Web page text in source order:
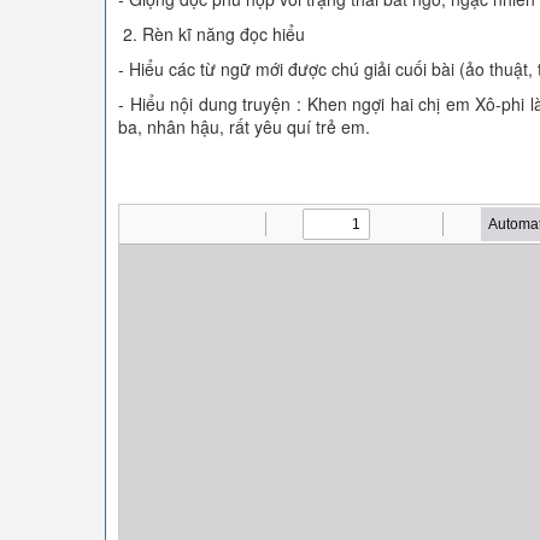
2. Rèn kĩ năng đọc hiểu
- Hiểu các từ ngữ mới được chú giải cuối bài (ảo
- Hiểu nội dung truyện : Khen ngợi hai chị em Xô-
ba, nhân hậu, rất yêu quí trẻ em.